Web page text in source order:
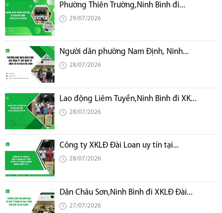
Phường Thiên Trường,Ninh Bình đi...
29/07/2026
Người dân phường Nam Định, Ninh...
28/07/2026
Lao động Liêm Tuyền,Ninh Bình đi XK...
28/07/2026
Công ty XKLĐ Đài Loan uy tín tại...
28/07/2026
Dân Châu Sơn,Ninh Bình đi XKLĐ Đài...
27/07/2026